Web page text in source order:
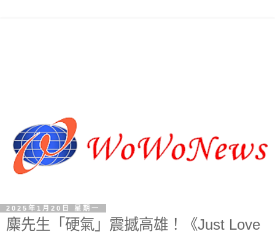
2025年1月20日 星期一
麋先生「硬氣」震撼高雄！《Just Love